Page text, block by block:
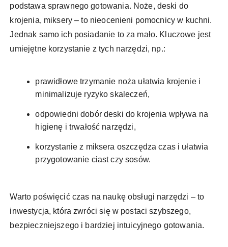
podstawa sprawnego gotowania. Noże, deski do
krojenia, miksery – to nieocenieni pomocnicy w kuchni.
Jednak samo ich posiadanie to za mało. Kluczowe jest
umiejętne korzystanie z tych narzędzi, np.:
prawidłowe trzymanie noża ułatwia krojenie i
minimalizuje ryzyko skaleczeń,
odpowiedni dobór deski do krojenia wpływa na
higienę i trwałość narzędzi,
korzystanie z miksera oszczędza czas i ułatwia
przygotowanie ciast czy sosów.
Warto poświęcić czas na naukę obsługi narzędzi – to
inwestycja, która zwróci się w postaci szybszego,
bezpieczniejszego i bardziej intuicyjnego gotowania.